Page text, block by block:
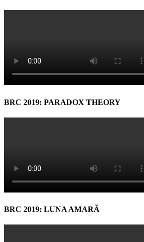
BRC 2019: PARADOX THEORY
BRC 2019: LUNA AMARĂ